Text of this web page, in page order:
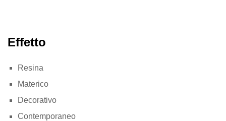
Effetto
Resina
Materico
Decorativo
Contemporaneo